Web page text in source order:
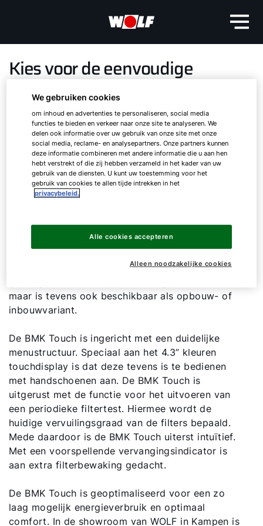
Kies voor de eenvoudige
bediening van de WOLF BMK
Touch
De intuïtieve bedienmodule voor compact
units
Speciaal voor de aansturing en bediening van
WOLF compact units introduceert WOLF de
Geheel passend binnen het WOLF-design maakt
de WOLF BMK Touch een breed scala aan
eenvoudige bediening. De bedienmodule kan
maar is tevens ook beschikbaar als opbouw- of
inbouwvariant.
De BMK Touch is ingericht met een duidelijke
menustructuur. Speciaal aan het 4.3” kleuren
touchdisplay is dat deze tevens is te bedienen
met handschoenen aan. De BMK Touch is
uitgerust met de functie voor het uitvoeren van
een periodieke filtertest. Hiermee wordt de
huidige vervuilingsgraad van de filters bepaald.
Mede daardoor is de BMK Touch uiterst intuïtief.
Met een voorspellende vervangingsindicator is
aan extra filterbewaking gedacht.
De BMK Touch is geoptimaliseerd voor een zo
laag mogelijk energieverbruik en optimaal
comfort. In de showroom van WOLF in Kampen is
Hoe kunnen wij u helpen?
Adresgegevens
Ook interessant?
We gebruiken cookies
om inhoud en advertenties te personaliseren, social media
functies te bieden en verkeer naar onze site te analyseren. We
delen ook informatie over uw gebruik van onze site met onze
social media, reclame- en analysepartners. Onze partners kunnen
deze informatie combineren met andere informatie die u aan hen
hebt verstrekt of die zij hebben verzameld in het kader van uw
gebruik van de diensten. U kunt uw toestemming voor het
gebruik van cookies te allen tijde intrekken in het
privacybeleid.
Alleen noodzakelijke cookies
Alle cookies accepteren